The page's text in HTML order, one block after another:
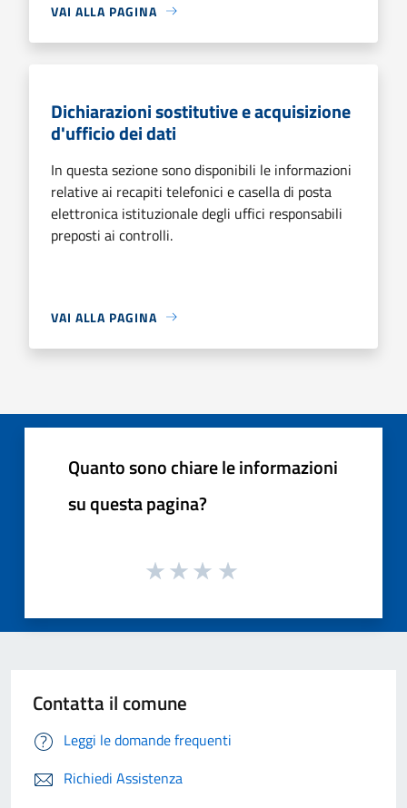
VAI ALLA PAGINA
Dichiarazioni sostitutive e acquisizione
d'ufficio dei dati
In questa sezione sono disponibili le informazioni
relative ai recapiti telefonici e casella di posta
elettronica istituzionale degli uffici responsabili
preposti ai controlli.
VAI ALLA PAGINA
Quanto sono chiare le informazioni
su questa pagina?
Contatta il comune
Leggi le domande frequenti
Richiedi Assistenza